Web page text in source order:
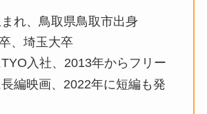
れ、鳥取県鳥取市出身
、埼玉大卒
入社、2013年からフリー
編映画、2022年に短編も発